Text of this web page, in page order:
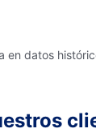
en datos